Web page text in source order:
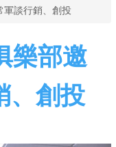
軍談行銷、創投
樂部邀
、創投